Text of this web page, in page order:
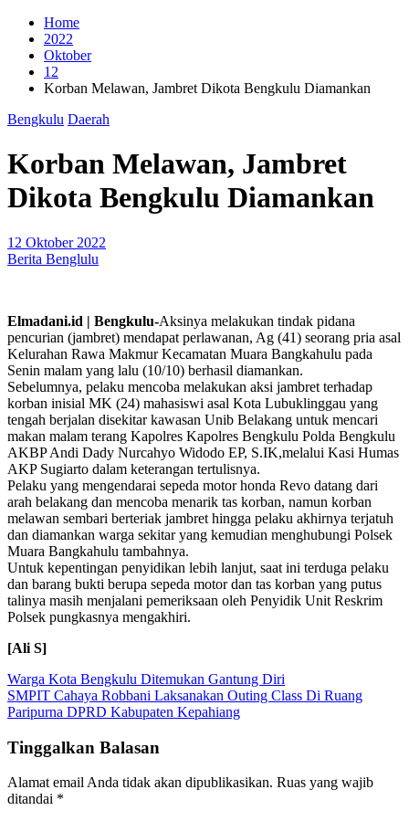
Home
2022
Oktober
12
Korban Melawan, Jambret Dikota Bengkulu Diamankan
Bengkulu Daerah
Korban Melawan, Jambret
Dikota Bengkulu Diamankan
12 Oktober 2022
Berita Benglulu
Elmadani.id | Bengkulu-Aksinya melakukan tindak pidana
pencurian (jambret) mendapat perlawanan, Ag (41) seorang pria asal
Kelurahan Rawa Makmur Kecamatan Muara Bangkahulu pada
Senin malam yang lalu (10/10) berhasil diamankan.
Sebelumnya, pelaku mencoba melakukan aksi jambret terhadap
korban inisial MK (24) mahasiswi asal Kota Lubuklinggau yang
tengah berjalan disekitar kawasan Unib Belakang untuk mencari
makan malam terang Kapolres Kapolres Bengkulu Polda Bengkulu
AKBP Andi Dady Nurcahyo Widodo EP, S.IK,melalui Kasi Humas
AKP Sugiarto dalam keterangan tertulisnya.
Pelaku yang mengendarai sepeda motor honda Revo datang dari
arah belakang dan mencoba menarik tas korban, namun korban
melawan sembari berteriak jambret hingga pelaku akhirnya terjatuh
dan diamankan warga sekitar yang kemudian menghubungi Polsek
Muara Bangkahulu tambahnya.
Untuk kepentingan penyidikan lebih lanjut, saat ini terduga pelaku
dan barang bukti berupa sepeda motor dan tas korban yang putus
talinya masih menjalani pemeriksaan oleh Penyidik Unit Reskrim
Polsek pungkasnya mengakhiri.
[Ali S]
Navigasi
pos
Warga Kota Bengkulu Ditemukan Gantung Diri
SMPIT Cahaya Robbani Laksanakan Outing Class Di Ruang
Paripurna DPRD Kabupaten Kepahiang
Tinggalkan Balasan
Alamat email Anda tidak akan dipublikasikan. Ruas yang wajib
ditandai *